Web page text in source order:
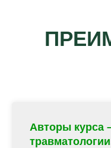
Авторы курса